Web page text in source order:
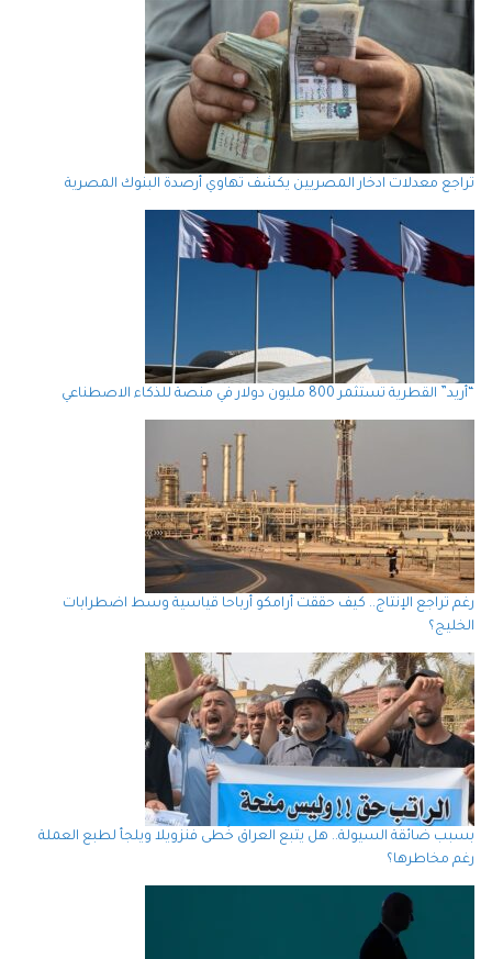
تراجع معدلات ادخار المصريين يكشف تهاوي أرصدة البنوك المصرية
“أريد” القطرية تستثمر 800 مليون دولار في منصة للذكاء الاصطناعي
رغم تراجع الإنتاج.. كيف حققت أرامكو أرباحا قياسية وسط اضطرابات
الخليج؟
بسبب ضائقة السيولة.. هل يتبع العراق خُطى فنزويلا ويلجأ لطبع العملة
رغم مخاطرها؟